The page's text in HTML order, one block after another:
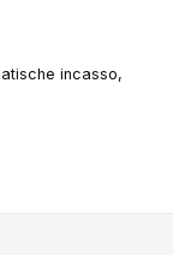
incasso,